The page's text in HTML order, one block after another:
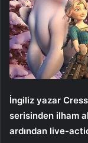
İngiliz yazar
serisinden ilham
ardından live-